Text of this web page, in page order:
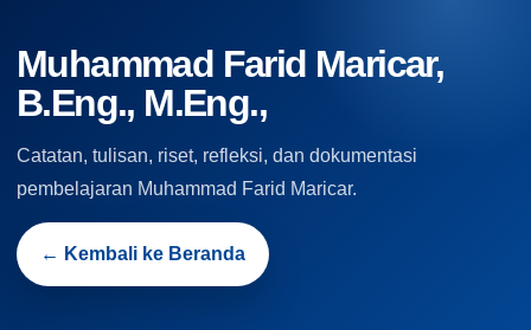
Muhammad Farid Maricar,
B.Eng., M.Eng.,
Catatan, tulisan, riset, refleksi, dan dokumentasi
pembelajaran Muhammad Farid Maricar.
← Kembali ke Beranda